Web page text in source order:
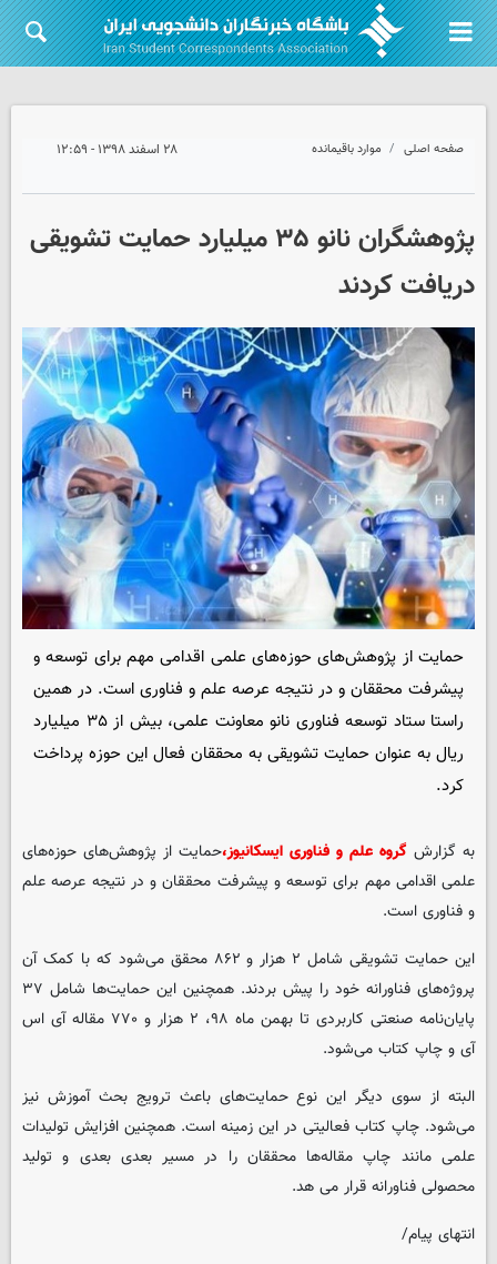
صفحه اصلی موارد باقیمانده ۲۸ اسفند ۱۳۹۸ - ۱۲:۵۹
پژوهشگران نانو ۳۵ میلیارد حمایت تشویقی
دریافت کردند
حمایت از پژوهش‌های حوزه‌های علمی اقدامی مهم برای توسعه و
پیشرفت محققان و در نتیجه عرصه علم و فناوری است. در همین
راستا ستاد توسعه فناوری نانو معاونت علمی، بیش از ۳۵ میلیارد
ریال به عنوان حمایت تشویقی به محققان فعال این حوزه پرداخت
کرد.
به گزارش گروه علم و فناوری ایسکانیوز،حمایت از پژوهش‌های حوزه‌های
علمی اقدامی مهم برای توسعه و پیشرفت محققان و در نتیجه عرصه علم
و فناوری است.
این حمایت تشویقی شامل ۲ هزار و ۸۶۲ محقق می‌‌شود که با کمک آن
پروژه‌های فناورانه خود را پیش بردند. همچنین این حمایت‌ها شامل ۳۷
پایان‌نامه صنعتی کاربردی تا بهمن ماه ۹۸، ۲ هزار و ۷۷۰ مقاله آی اس
آی و چاپ کتاب می‌شود.
البته از سوی دیگر این نوع حمایت‌های باعث ترویج بحث آموزش نیز
می‌شود. چاپ کتاب فعالیتی در این زمینه است. همچنین افزایش تولیدات
علمی مانند چاپ مقاله‌ها محققان را در مسیر بعدی بعدی و تولید
محصولی فناورانه قرار می‌ هد.
انتهای پیام/